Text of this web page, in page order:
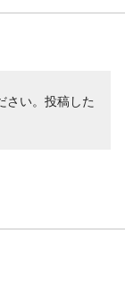
さい。投稿した